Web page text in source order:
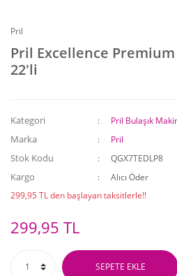
Pril
Pril Excellence
22'li
Kategori Pril Bulaşık
Marka Pril
Stok Kodu QGX7TEDLP8
Kargo
Alıcı Öder
299,95 TL den başlayan taksitlerle!!
299,95 TL
SEPETE EKLE